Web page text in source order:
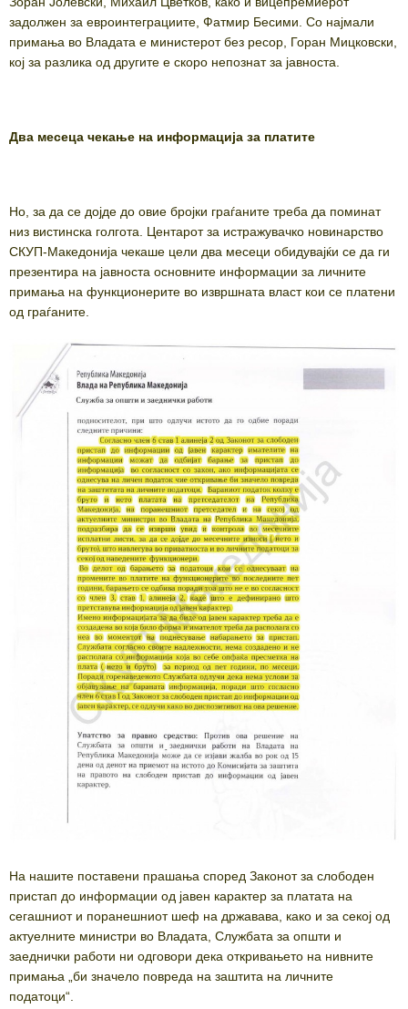
задолжен за евроинтеграциите, Фатмир Бесими. Со најмали
примања во Владата е министерот без ресор, Горан Мицковски,
кој за разлика од другите е скоро непознат за јавноста.
Два месеца чекање на информација за платите
Но, за да се дојде до овие бројки граѓаните треба да поминат
низ вистинска голгота. Центарот за истражувачко новинарство
СКУП-Македонија чекаше цели два месеци обидувајќи се да ги
презентира на јавноста основните информации за личните
примања на функционерите во извршната власт кои се платени
од граѓаните.
На нашите поставени прашања според Законот за слободен
пристап до информации од јавен карактер за платата на
сегашниот и поранешниот шеф на државава, како и за секој од
актуелните министри во Владата, Службата за општи и
заеднички работи ни одговори дека откривањето на нивните
примања „би значело повреда на заштита на личните
податоци“.